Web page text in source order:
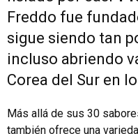
Freddo fue
sigue siendo tan
incluso abriendo
Corea del Sur en
Más allá de sus 30
también ofrece una